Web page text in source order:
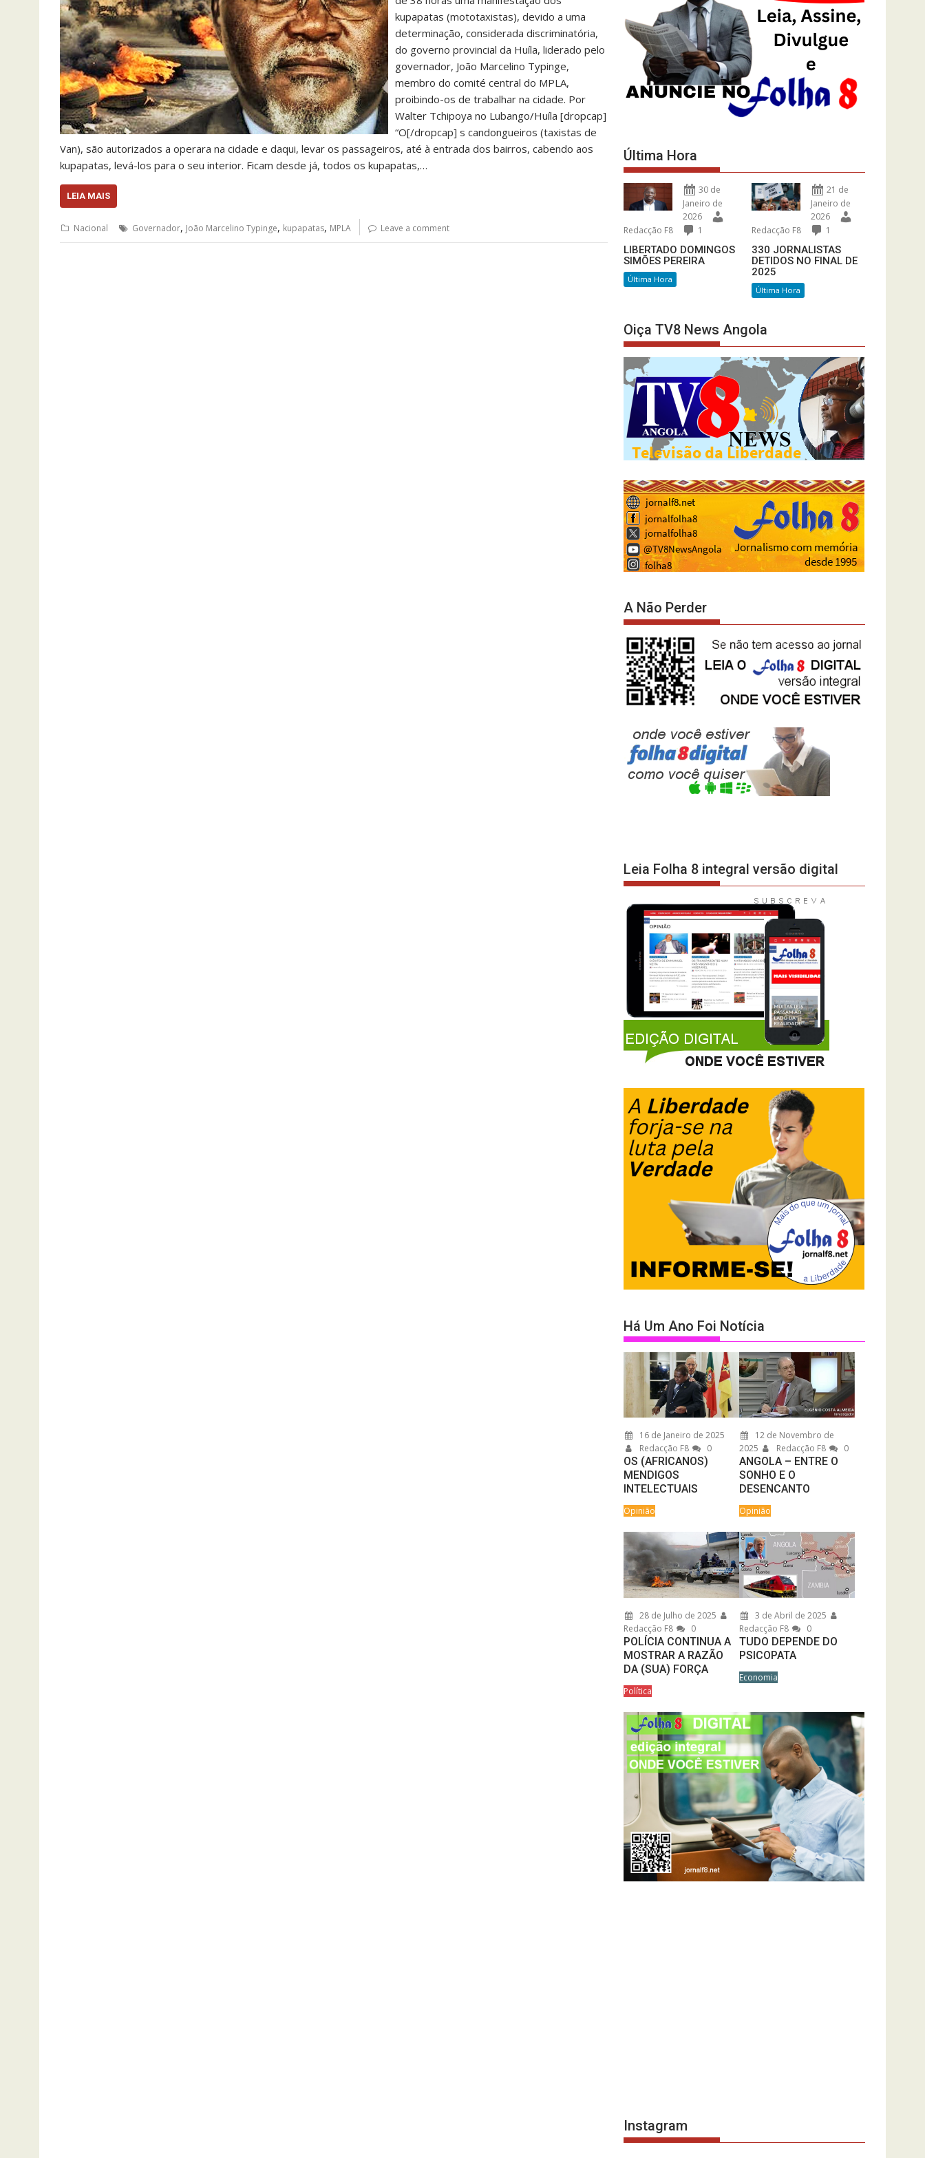
kupapatas (mototaxistas), devido a uma
determinação, considerada discriminatória,
do governo provincial da Huíla, liderado pelo
governador, João Marcelino Typinge,
membro do comité central do MPLA,
proibindo-os de trabalhar na cidade. Por
Walter Tchipoya no Lubango/Huíla [dropcap]
“O[/dropcap] s candongueiros (taxistas de
Van), são autorizados a operara na cidade e daqui, levar os passageiros, até à entrada dos bairros, cabendo aos
kupapatas, levá-los para o seu interior. Ficam desde já, todos os kupapatas,…
LEIA MAIS
Nacional Governador, João Marcelino Typinge, kupapatas, MPLA Leave a comment
Última Hora
30 de
Janeiro de
2026
Redacção F8
1
LIBERTADO DOMINGOS
SIMÕES PEREIRA
Última Hora
21 de
Janeiro de
2026
Redacção F8
1
330 JORNALISTAS
DETIDOS NO FINAL DE
2025
Última Hora
Oiça TV8 News Angola
A Não Perder
Leia Folha 8 integral versão digital
Há Um Ano Foi Notícia
16 de Janeiro de 2025
Redacção F8
0
OS (AFRICANOS)
MENDIGOS
INTELECTUAIS
Opinião
12 de Novembro de
2025
Redacção F8 0
ANGOLA – ENTRE O
SONHO E O
DESENCANTO
Opinião
28 de Julho de 2025
Redacção F8
0
POLÍCIA CONTINUA A
MOSTRAR A RAZÃO
DA (SUA) FORÇA
Política
3 de Abril de 2025
Redacção F8
0
TUDO DEPENDE DO
PSICOPATA
Economia
Instagram